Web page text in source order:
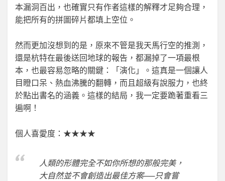
本漏洞百出，也確實只有作者這樣的解釋才足夠合理，
能把所有的拼圖碎片都填上空位。
然而更加沒想到的是，原來不管是我天馬行空的推測，
還是杭特在最後送回地球的報告，都漏掉了一項最根
本，也最容易忽略的關鍵：「演化」。這真是一個讓人
目瞪口呆、熱血沸騰的翻轉，而且超級有說服力，也終
於點出書名的涵義。這樣的結局，我一定要跪著重看三
遍啊！
個人喜愛度：★★★★
人類的形體完全不如你所想的那般完美，
大自然並不會創造出最佳方案──只會嘗